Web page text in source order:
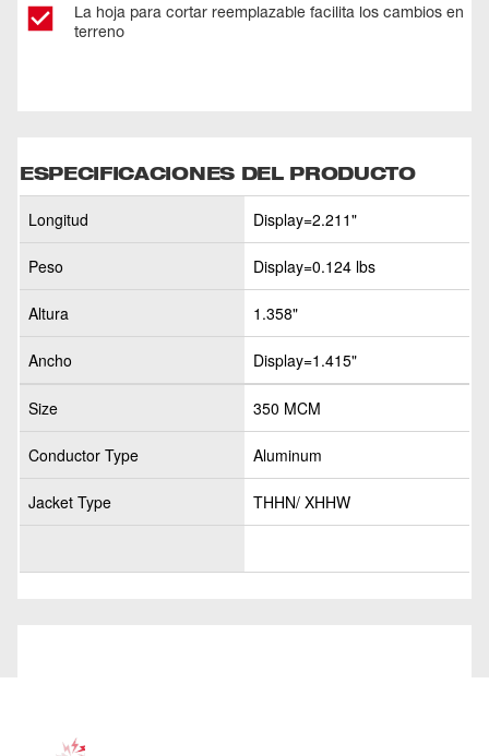
La hoja para cortar reemplazable facilita los cambios en
terreno
ESPECIFICACIONES DEL PRODUCTO
Longitud Display=2.211"
Peso Display=0.124 lbs
Altura 1.358"
Ancho Display=1.415"
Size 350 MCM
Conductor Type Aluminum
Jacket Type THHN/ XHHW